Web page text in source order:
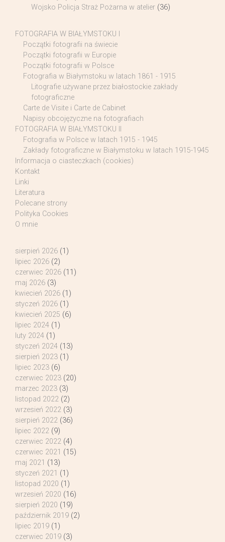
Wojsko Policja Straż Pożarna w atelier (36)
FOTOGRAFIA W BIAŁYMSTOKU I
Początki fotografii na świecie
Początki fotografii w Europie
Początki fotografii w Polsce
Fotografia w Białymstoku w latach 1861 - 1915
Litografie używane przez białostockie zakłady
fotograficzne
Carte de Visite i Carte de Cabinet
Napisy obcojęzyczne na fotografiach
FOTOGRAFIA W BIAŁYMSTOKU II
Fotografia w Polsce w latach 1915 - 1945
Zakłady fotograficzne w Białymstoku w latach 1915-1945
Informacja o ciasteczkach (cookies)
Kontakt
Linki
Literatura
Polecane strony
Polityka Cookies
O mnie
sierpień 2026 (1)
lipiec 2026 (2)
czerwiec 2026 (11)
maj 2026 (3)
kwiecień 2026 (1)
styczeń 2026 (1)
kwiecień 2025 (6)
lipiec 2024 (1)
luty 2024 (1)
styczeń 2024 (13)
sierpień 2023 (1)
lipiec 2023 (6)
czerwiec 2023 (20)
marzec 2023 (3)
listopad 2022 (2)
wrzesień 2022 (3)
sierpień 2022 (36)
lipiec 2022 (9)
czerwiec 2022 (4)
czerwiec 2021 (15)
maj 2021 (13)
styczeń 2021 (1)
listopad 2020 (1)
wrzesień 2020 (16)
sierpień 2020 (19)
październik 2019 (2)
lipiec 2019 (1)
czerwiec 2019 (3)